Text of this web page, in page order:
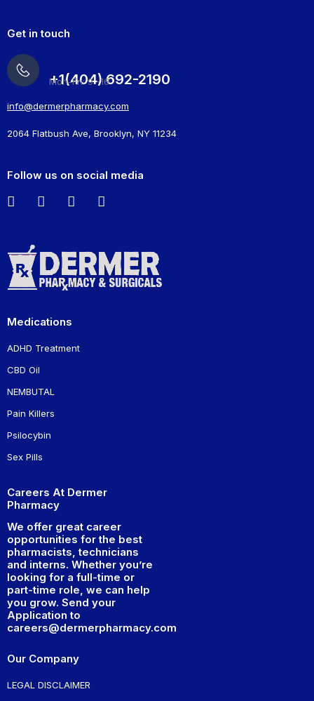
Get in touch
+1(404) 692-2190
Mon-Fri: 9 -16
info@dermerpharmacy.com
2064 Flatbush Ave, Brooklyn, NY 11234
Follow us on social media
Medications
ADHD Treatment
CBD Oil
NEMBUTAL
Pain Killers
Psilocybin
Sex Pills
Careers At Dermer
Pharmacy
We offer great career
opportunities for the best
pharmacists, technicians
and interns. Whether you’re
looking for a full-time or
part-time role, we can help
you grow. Send your
Application to
careers@dermerpharmacy.com
Our Company
LEGAL DISCLAIMER